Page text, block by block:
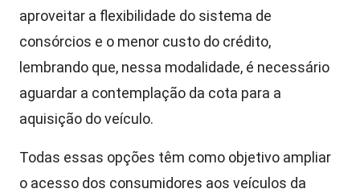
aproveitar a flexibilidade do sistema de
consórcios e o menor custo do crédito,
lembrando que, nessa modalidade, é necessário
aguardar a contemplação da cota para a
aquisição do veículo.
Todas essas opções têm como objetivo ampliar
o acesso dos consumidores aos veículos da